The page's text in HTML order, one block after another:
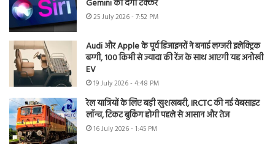
Gemini को देगी टक्कर
25 July 2026 - 7:52 PM
Audi और Apple के पूर्व डिजाइनरों ने बनाई लग्जरी इलेक्ट्रिक
बग्गी, 100 किमी से ज्यादा की रेंज के साथ आएगी यह अनोखी
EV
19 July 2026 - 4:48 PM
रेल यात्रियों के लिए बड़ी खुशखबरी, IRCTC की नई वेबसाइट
लॉन्च, टिकट बुकिंग होगी पहले से आसान और तेज
16 July 2026 - 1:45 PM